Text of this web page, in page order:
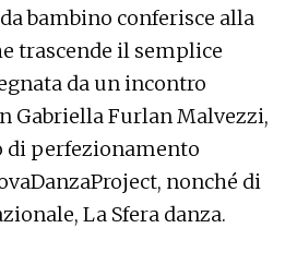
bambino conferisce alla
trascende il semplice
da un incontro
Gabriella Furlan Malvezzi,
di perfezionamento
nonché di
La Sfera danza.